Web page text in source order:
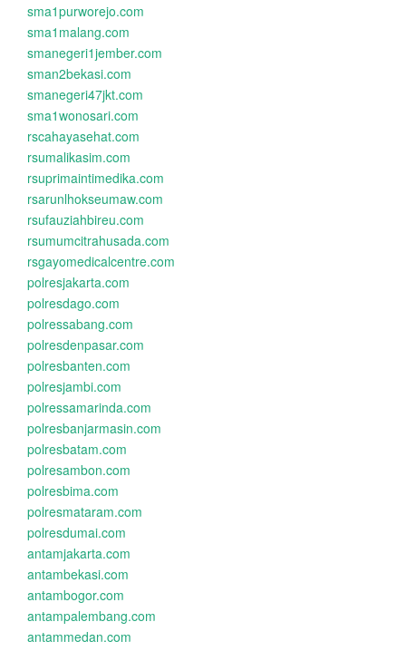
sma1purworejo.com
sma1malang.com
smanegeri1jember.com
sman2bekasi.com
smanegeri47jkt.com
sma1wonosari.com
rscahayasehat.com
rsumalikasim.com
rsuprimaintimedika.com
rsarunlhokseumaw.com
rsufauziahbireu.com
rsumumcitrahusada.com
rsgayomedicalcentre.com
polresjakarta.com
polresdago.com
polressabang.com
polresdenpasar.com
polresbanten.com
polresjambi.com
polressamarinda.com
polresbanjarmasin.com
polresbatam.com
polresambon.com
polresbima.com
polresmataram.com
polresdumai.com
antamjakarta.com
antambekasi.com
antambogor.com
antampalembang.com
antammedan.com